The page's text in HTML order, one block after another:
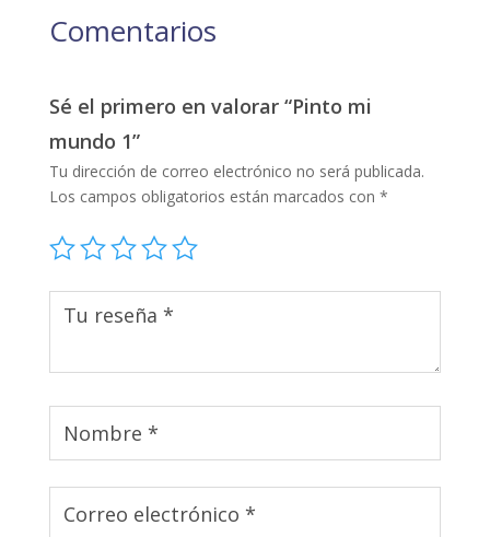
Comentarios
Sé el primero en valorar “Pinto mi
mundo 1”
Tu dirección de correo electrónico no será publicada.
Los campos obligatorios están marcados con *